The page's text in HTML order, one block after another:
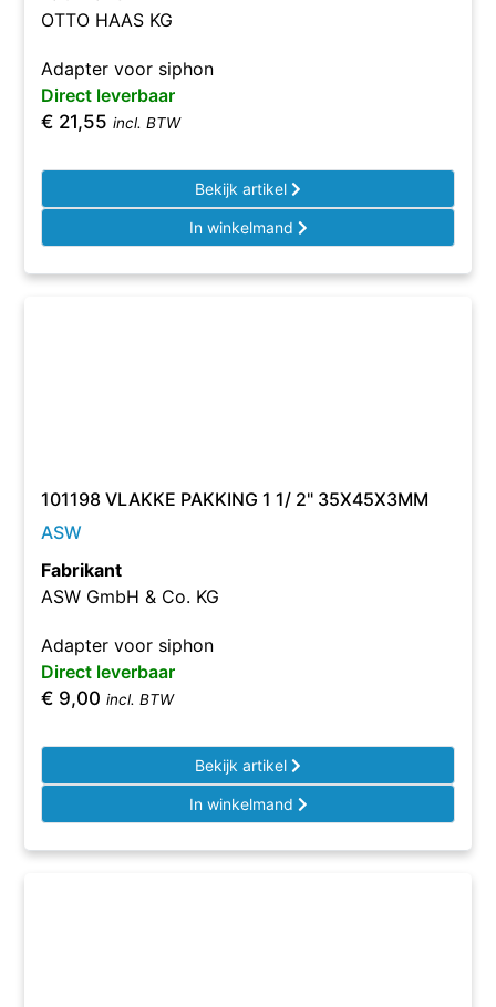
OTTO HAAS KG
Adapter voor siphon
Direct leverbaar
€ 21,55 incl. BTW
Bekijk artikel
In winkelmand
101198 VLAKKE PAKKING 1 1/ 2" 35X45X3MM
ASW
Fabrikant
ASW GmbH & Co. KG
Adapter voor siphon
Direct leverbaar
€ 9,00 incl. BTW
Bekijk artikel
In winkelmand